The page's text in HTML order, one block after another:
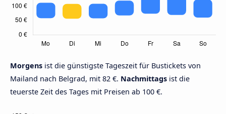
Morgens ist die günstigste Tageszeit für Bustickets von
Mailand nach Belgrad, mit 82 €. Nachmittags ist die
teuerste Zeit des Tages mit Preisen ab 100 €.